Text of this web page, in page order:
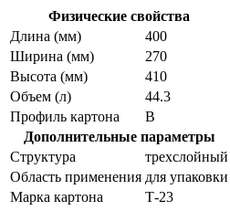
Физические свойства
Длина (мм)
400
Ширина (мм)
270
Высота (мм)
410
Объем (л)
44.3
Профиль картона
В
Дополнительные параметры
Структура
трехслойный
Область применения для упаковки
Марка картона
Т-23